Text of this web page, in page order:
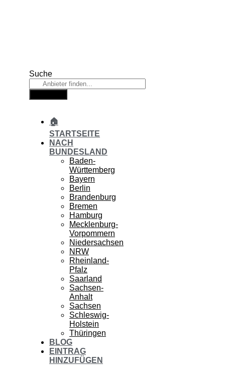
Suche
🏠
STARTSEITE
NACH
BUNDESLAND
Baden-
Württemberg
Bayern
Berlin
Brandenburg
Bremen
Hamburg
Mecklenburg-
Vorpommern
Niedersachsen
NRW
Rheinland-
Pfalz
Saarland
Sachsen-
Anhalt
Sachsen
Schleswig-
Holstein
Thüringen
BLOG
EINTRAG
HINZUFÜGEN